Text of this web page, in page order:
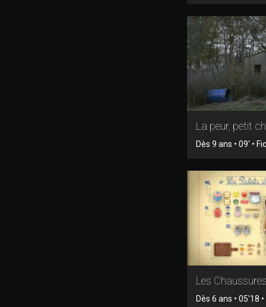
La peur, petit
Dès 9 ans • 09' •
Les
Dès 6 ans • 05'18